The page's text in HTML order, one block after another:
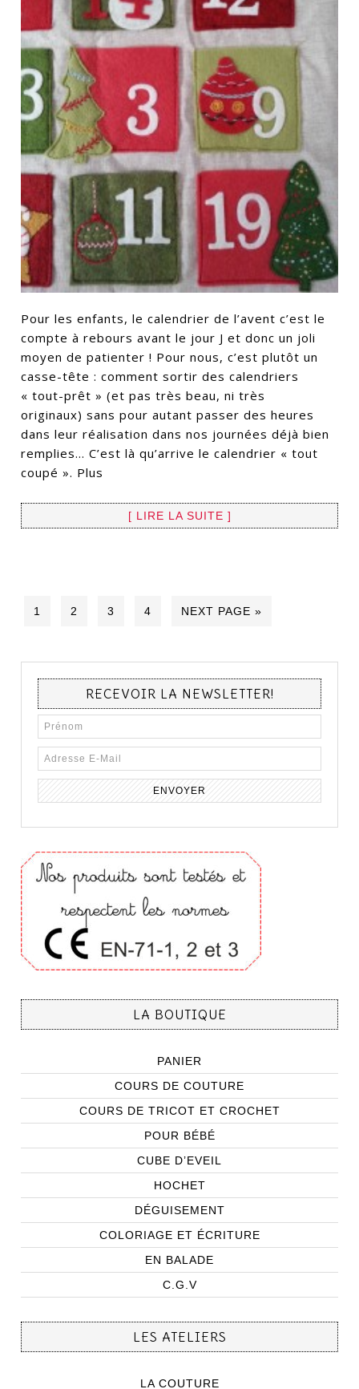
Pour les enfants, le calendrier de l’avent c’est le
compte à rebours avant le jour J et donc un joli
moyen de patienter ! Pour nous, c’est plutôt un
casse-tête : comment sortir des calendriers
« tout-prêt » (et pas très beau, ni très
originaux) sans pour autant passer des heures
dans leur réalisation dans nos journées déjà bien
remplies… C’est là qu’arrive le calendrier « tout
coupé ». Plus
[ LIRE LA SUITE ]
1 2 3 4 NEXT PAGE »
RECEVOIR LA NEWSLETTER!
LA BOUTIQUE
PANIER
COURS DE COUTURE
COURS DE TRICOT ET CROCHET
POUR BÉBÉ
CUBE D’EVEIL
HOCHET
DÉGUISEMENT
COLORIAGE ET ÉCRITURE
EN BALADE
C.G.V
LES ATELIERS
LA COUTURE